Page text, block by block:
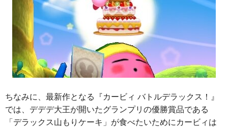
ちなみに、最新作となる『カービィ バトルデラックス！』
では、デデデ大王が開いたグランプリの優勝賞品である
「デラックス山もりケーキ」が食べたいためにカービィは